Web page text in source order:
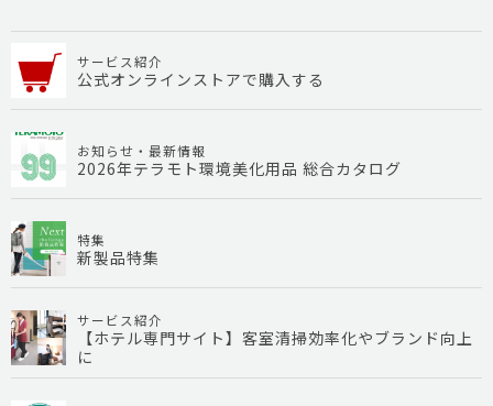
サービス紹介
公式オンラインストアで購入する
お知らせ・最新情報
2026年テラモト環境美化用品 総合カタログ
特集
新製品特集
サービス紹介
【ホテル専門サイト】客室清掃効率化やブランド向上
に